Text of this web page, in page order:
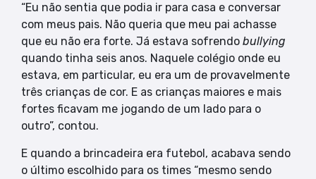
“Eu não sentia que podia ir para casa e conversar
com meus pais. Não queria que meu pai achasse
que eu não era forte. Já estava sofrendo bullying
quando tinha seis anos. Naquele colégio onde eu
estava, em particular, eu era um de provavelmente
três crianças de cor. E as crianças maiores e mais
fortes ficavam me jogando de um lado para o
outro”, contou.
E quando a brincadeira era futebol, acabava sendo
o último escolhido para os times “mesmo sendo